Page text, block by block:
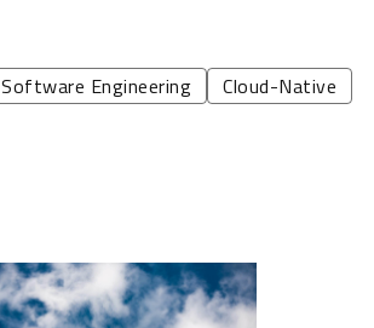
Software Engineering Cloud-Native